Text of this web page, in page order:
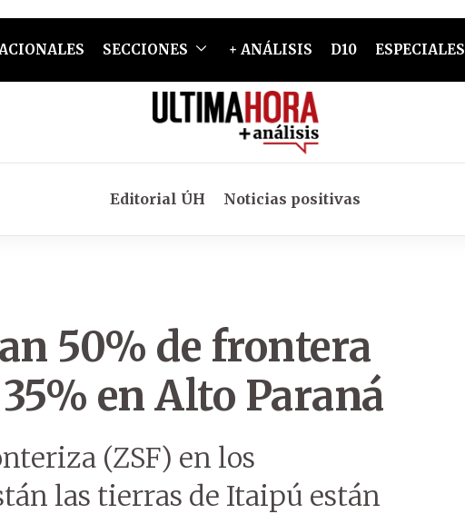
SECCIONES + ANÁLISIS D10 ESPECIALES
Editorial ÚH Noticias positivas
50% de frontera
en Alto Paraná
(ZSF) en los
las tierras de Itaipú están